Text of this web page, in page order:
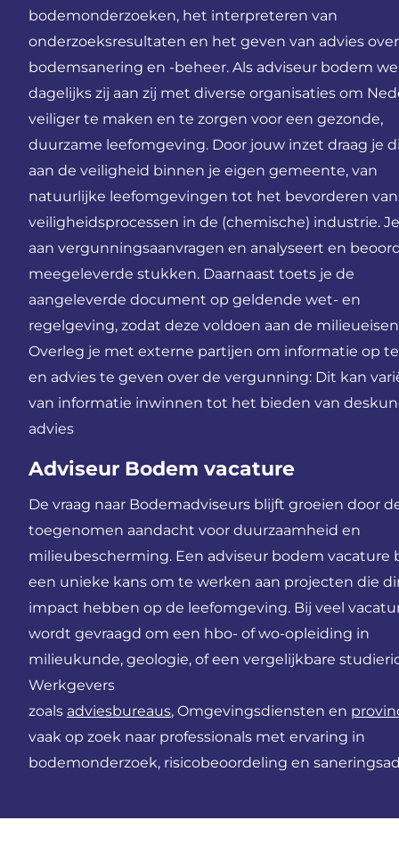
bodemonderzoeken, het interpreteren van
onderzoeksresultaten en het geven van advies over
bodemsanering en -beheer. Als adviseur bodem
dagelijks zij aan zij met diverse organisaties om
veiliger te maken en te zorgen voor een gezonde,
duurzame leefomgeving. Door jouw inzet draag je
aan de veiligheid binnen je eigen gemeente, van
natuurlijke leefomgevingen tot het bevorderen van
veiligheidsprocessen in de (chemische) industrie.
aan vergunningsaanvragen en analyseert en
meegeleverde stukken. Daarnaast toets je de
aangeleverde document op geldende wet- en
regelgeving, zodat deze voldoen aan de
Overleg je met externe partijen om informatie op
en advies te geven over de vergunning: Dit kan
van informatie inwinnen tot het bieden van
advies
Adviseur Bodem vacature
De vraag naar Bodemadviseurs blijft groeien door
toegenomen aandacht voor duurzaamheid en
milieubescherming. Een adviseur bodem vacature
een unieke kans om te werken aan projecten die
impact hebben op de leefomgeving. Bij veel
wordt gevraagd om een hbo- of wo-opleiding in
milieukunde, geologie, of een vergelijkbare
Werkgevers
zoals adviesbureaus, Omgevingsdiensten en
vaak op zoek naar professionals met ervaring in
bodemonderzoek, risicobeoordeling en